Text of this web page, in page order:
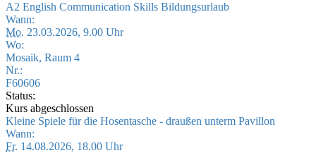
A2 English Communication Skills Bildungsurlaub
Wann:
Mo. 23.03.2026, 9.00 Uhr
Wo:
Mosaik, Raum 4
Nr.:
F60606
Status:
Kurs abgeschlossen
Kleine Spiele für die Hosentasche - draußen unterm Pavillon
Wann:
Fr. 14.08.2026, 18.00 Uhr